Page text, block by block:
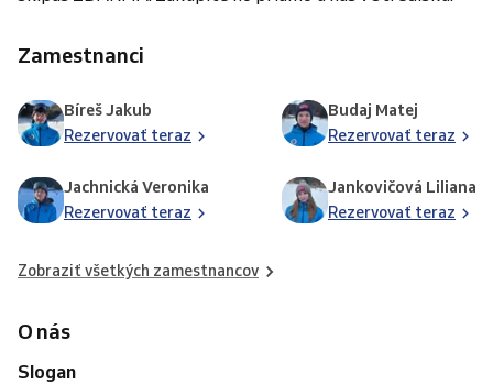
Zamestnanci
Bíreš Jakub
Rezervovať teraz
Budaj Matej
Rezervovať teraz
Jachnická Veronika
Rezervovať teraz
Jankovičová Liliana
Rezervovať teraz
Zobraziť všetkých zamestnancov
O nás
Slogan